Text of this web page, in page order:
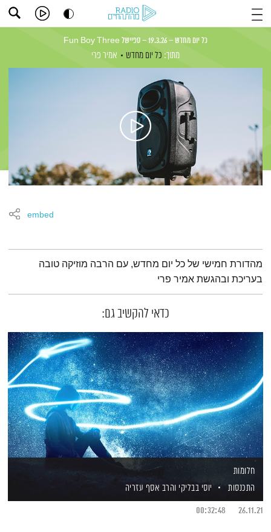
כל יום מחדש – 19.3.26 – ספיישל Fun Boy Three
מתוך: כל יום מחדש אמיר פרי
embed
תמצית הפודקאסט
מהדורת חמישי של כל יום מחדש, עם הרבה מוזיקה טובה
בעריכת ובהגשת אמיר פרי
כדאי להקשיב גם:
חלומות
התכנסות
יוסי בבליקי והרב אסף עזריה
26.11.21
00:32:48